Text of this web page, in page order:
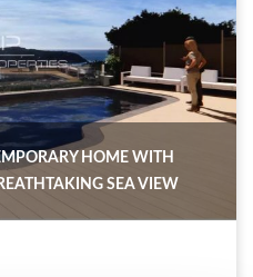
HOME WITH
SEA VIEW